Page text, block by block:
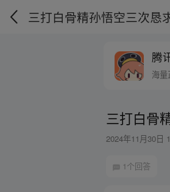
三打白骨精孙悟空三次恳
腾
海量
三打白骨
2024年11月30日
1个回答